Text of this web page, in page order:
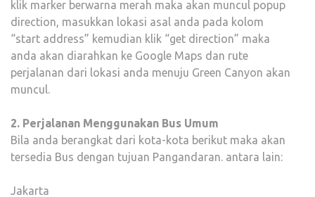
klik marker berwarna merah maka akan muncul popup
direction, masukkan lokasi asal anda pada kolom
“start address” kemudian klik “get direction” maka
anda akan diarahkan ke Google Maps dan rute
perjalanan dari lokasi anda menuju Green Canyon akan
muncul.
2. Perjalanan Menggunakan Bus Umum
Bila anda berangkat dari kota-kota berikut maka akan
tersedia Bus dengan tujuan Pangandaran. antara lain:
Jakarta